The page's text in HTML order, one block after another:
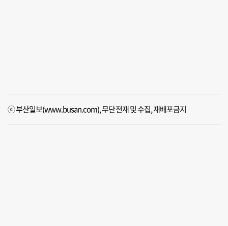
ⓒ 부산일보(www.busan.com), 무단전재 및 수집, 재배포금지